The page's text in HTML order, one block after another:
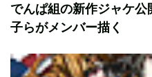
でんぱ組の新作ジャケ
子らがメンバー描く